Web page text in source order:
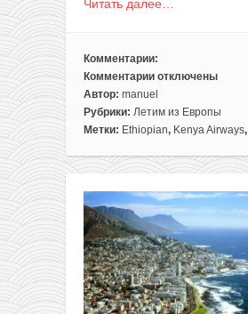
Читать далее…
Комментарии:
Комментарии
к
записи
Три
варианта
из
Европы
в
Африку.
Выбирайте:
Занзибар,
Берег
отключены
Автор: manuel
Рубрики: Летим из Европы
Метки: Ethiopian, Kenya Airways,